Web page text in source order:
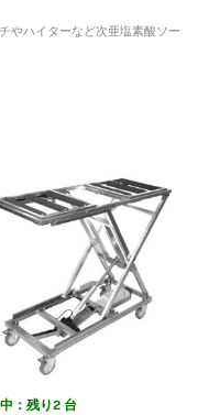
やハイターなど次亜塩素酸ソー
：残り2 台